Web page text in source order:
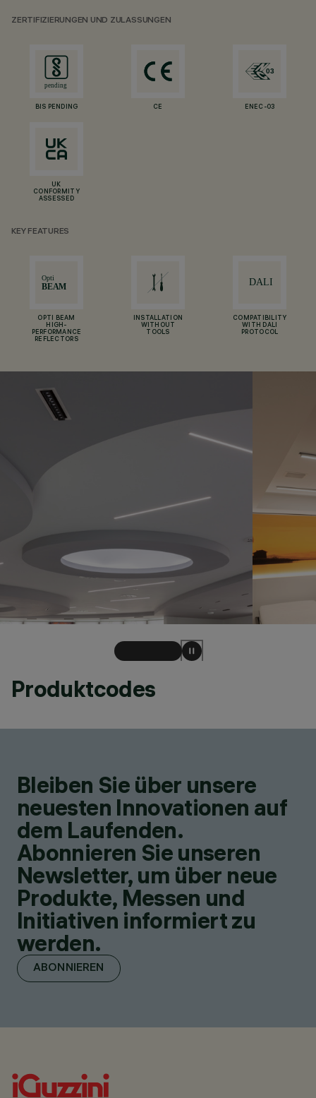
ZERTIFIZIERUNGEN UND ZULASSUNGEN
BIS PENDING CE ENEC-03
UK
CONFORMITY
ASSESSED
KEY FEATURES
OPTI BEAM
HIGH-
PERFORMANCE
REFLECTORS
INSTALLATION
WITHOUT
TOOLS
COMPATIBILITY
WITH DALI
PROTOCOL
Produktcodes
Bleiben Sie über unsere
neuesten Innovationen auf
dem Laufenden.
Abonnieren Sie unseren
Newsletter, um über neue
Produkte, Messen und
Initiativen informiert zu
werden.
ABONNIEREN